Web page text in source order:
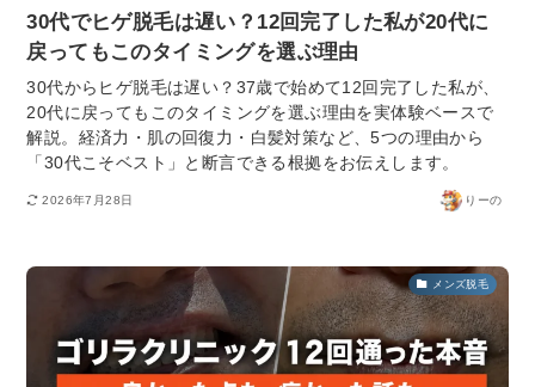
30代でヒゲ脱毛は遅い？12回完了した私が20代に
戻ってもこのタイミングを選ぶ理由
30代からヒゲ脱毛は遅い？37歳で始めて12回完了した私が、
20代に戻ってもこのタイミングを選ぶ理由を実体験ベースで
解説。経済力・肌の回復力・白髪対策など、5つの理由から
「30代こそベスト」と断言できる根拠をお伝えします。
2026年7月28日 りーの
メンズ脱毛